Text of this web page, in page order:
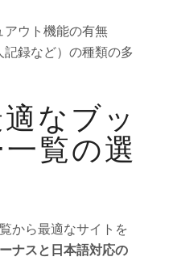
ウト機能の有無
録など）の種類の多
なブッ
覧の選
から最適なサイトを
ナスと日本語対応の